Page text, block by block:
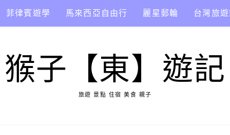
菲律賓遊學 馬來西亞自由行 麗星郵輪 台灣旅
猴子【東】遊記
旅遊 景點 住宿 美食 親子